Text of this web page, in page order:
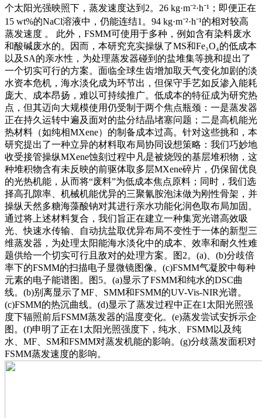
个太阳光强映照下，蒸发速度达到2。26 kg·m⁻²·h⁻¹；即便正在
15 wt%的NaCl溶液中，仍能连结1。94 kg·m⁻²·h⁻¹的相对较高
蒸发速度 。 此外，FSMM可使用于多种，例如含有染料废水
和酸碱废水的。因而，本研究充实操纵了MS和Fe₃O₄的低成本
以及SA的亲水性，为处理蒸发器碰到的盐堆集等挑和提出了
一个切实可行的方案。面临全球生齿增加取天气变化加剧的淡
水资本危机，海水淡化成为环节出，但保守手艺如反渗入能耗
庞大、成本昂扬，难以可持续推广。低成本的特征成为研究热
点，但其迈向大规模使用仍受制于两个焦点瓶颈：一是蒸发器
正在持久运转中遍及面对的盐分结晶堵塞问题；二是高机能光
热材料（如纯相MXene）的制备成本过高。针对这些挑和，本
研究提出了一种立异的材料取布局协同设想策略：我们巧妙地
收受接管操纵MXene蚀刻过程中凡是被烧毁的基层堆积物，这
种堆积物含有未反映的前驱体取多层MXene碎片，仍保留优良
的光热机能，从而将“废料”为低成本焦点原料；同时，我们选
择高孔隙率、机械机能优异的三聚氰胺泡沫做为刚性骨架，并
操纵天然多糖海藻酸钠对其进行亲水功能化润色取布局加固。
通过将上述材料复合，我们旨正在建立一种集宽光谱高效吸
光、快速水传输、自动抗盐取优异布局不变性于一体的新型三
维蒸发器，为处理太阳能海水淡化中的成本、效率和耐久性难
题供给一个切实可行且敌对的处理方案。图2。(a)、(b)分歧倍
率下的FSMM的扫描电子显微镜图像。(c)FSMM气凝胶中每种
元素的电子能谱图。图5。(a)显示了FSMM和纯水的DSC曲
线。(b)别离显示了MF、SMM和FSMM的UV-Vis-NIR光谱。
(c)FSMM的热沉曲线。(d)显示了蒸发过程中正在1太阳光照强
度下辐照前后FSMM蒸发器的温度变化。(e)蒸发尝试安拆示企
图。(f)申明了正在1太阳光照强度下，纯水、FSMM以及纯
水、MF、SM和FSMM对蒸发机能的影响。(g)分歧蒸发面积对
FSMM蒸发速度的影响。